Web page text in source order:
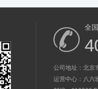
全
公司地址：北京
运营中心：八六